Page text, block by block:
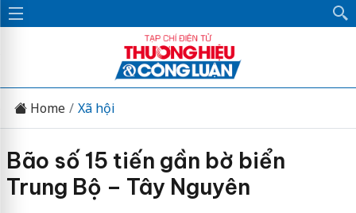
Home Xã hội
Bão số 15 tiến gần bờ biển
Trung Bộ – Tây Nguyên